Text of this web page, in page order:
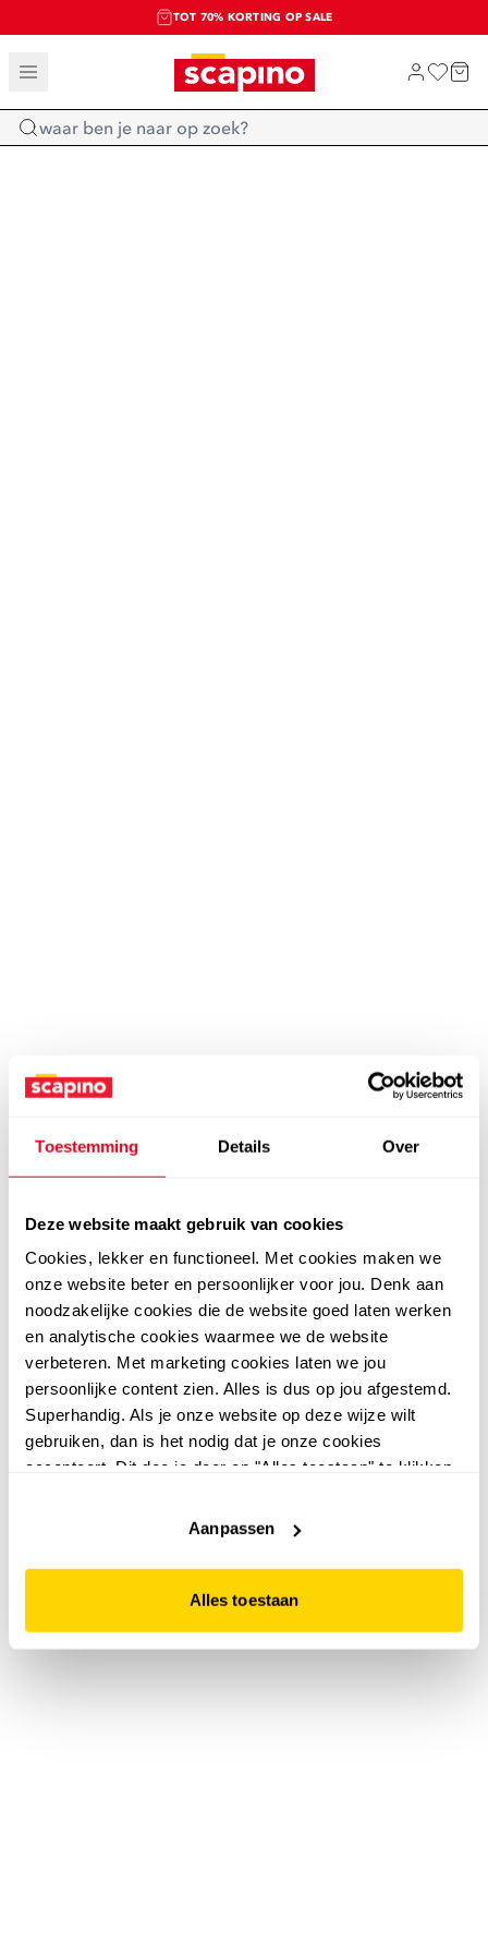
Toestemming Details Over
Deze website maakt gebruik van cookies
Cookies, lekker en functioneel. Met cookies maken we
onze website beter en persoonlijker voor jou. Denk aan
noodzakelijke cookies die de website goed laten werken
en analytische cookies waarmee we de website
verbeteren. Met marketing cookies laten we jou
persoonlijke content zien. Alles is dus op jou afgestemd.
Superhandig. Als je onze website op deze wijze wilt
gebruiken, dan is het nodig dat je onze cookies
accepteert. Dit doe je door op "Alles toestaan" te klikken.
website niet optimaal functioneert.
Aanpassen
Alles toestaan
TOT 70% KORTING OP SALE
SALE: LAATSTE KANS!
SHOP NIEUW
Home